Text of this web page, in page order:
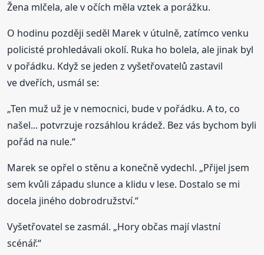
Žena mlčela, ale v očích měla vztek a porážku.
O hodinu později seděl Marek v útulně, zatímco venku
policisté prohledávali okolí. Ruka ho bolela, ale jinak byl
v pořádku. Když se jeden z vyšetřovatelů zastavil
ve dveřích, usmál se:
„Ten muž už je v nemocnici, bude v pořádku. A to, co
našel... potvrzuje rozsáhlou krádež. Bez vás bychom byli
pořád na nule.“
Marek se opřel o stěnu a konečně vydechl. „Přijel jsem
sem kvůli západu slunce a klidu v lese. Dostalo se mi
docela jiného dobrodružství.“
Vyšetřovatel se zasmál. „Hory občas mají vlastní
scénář.“